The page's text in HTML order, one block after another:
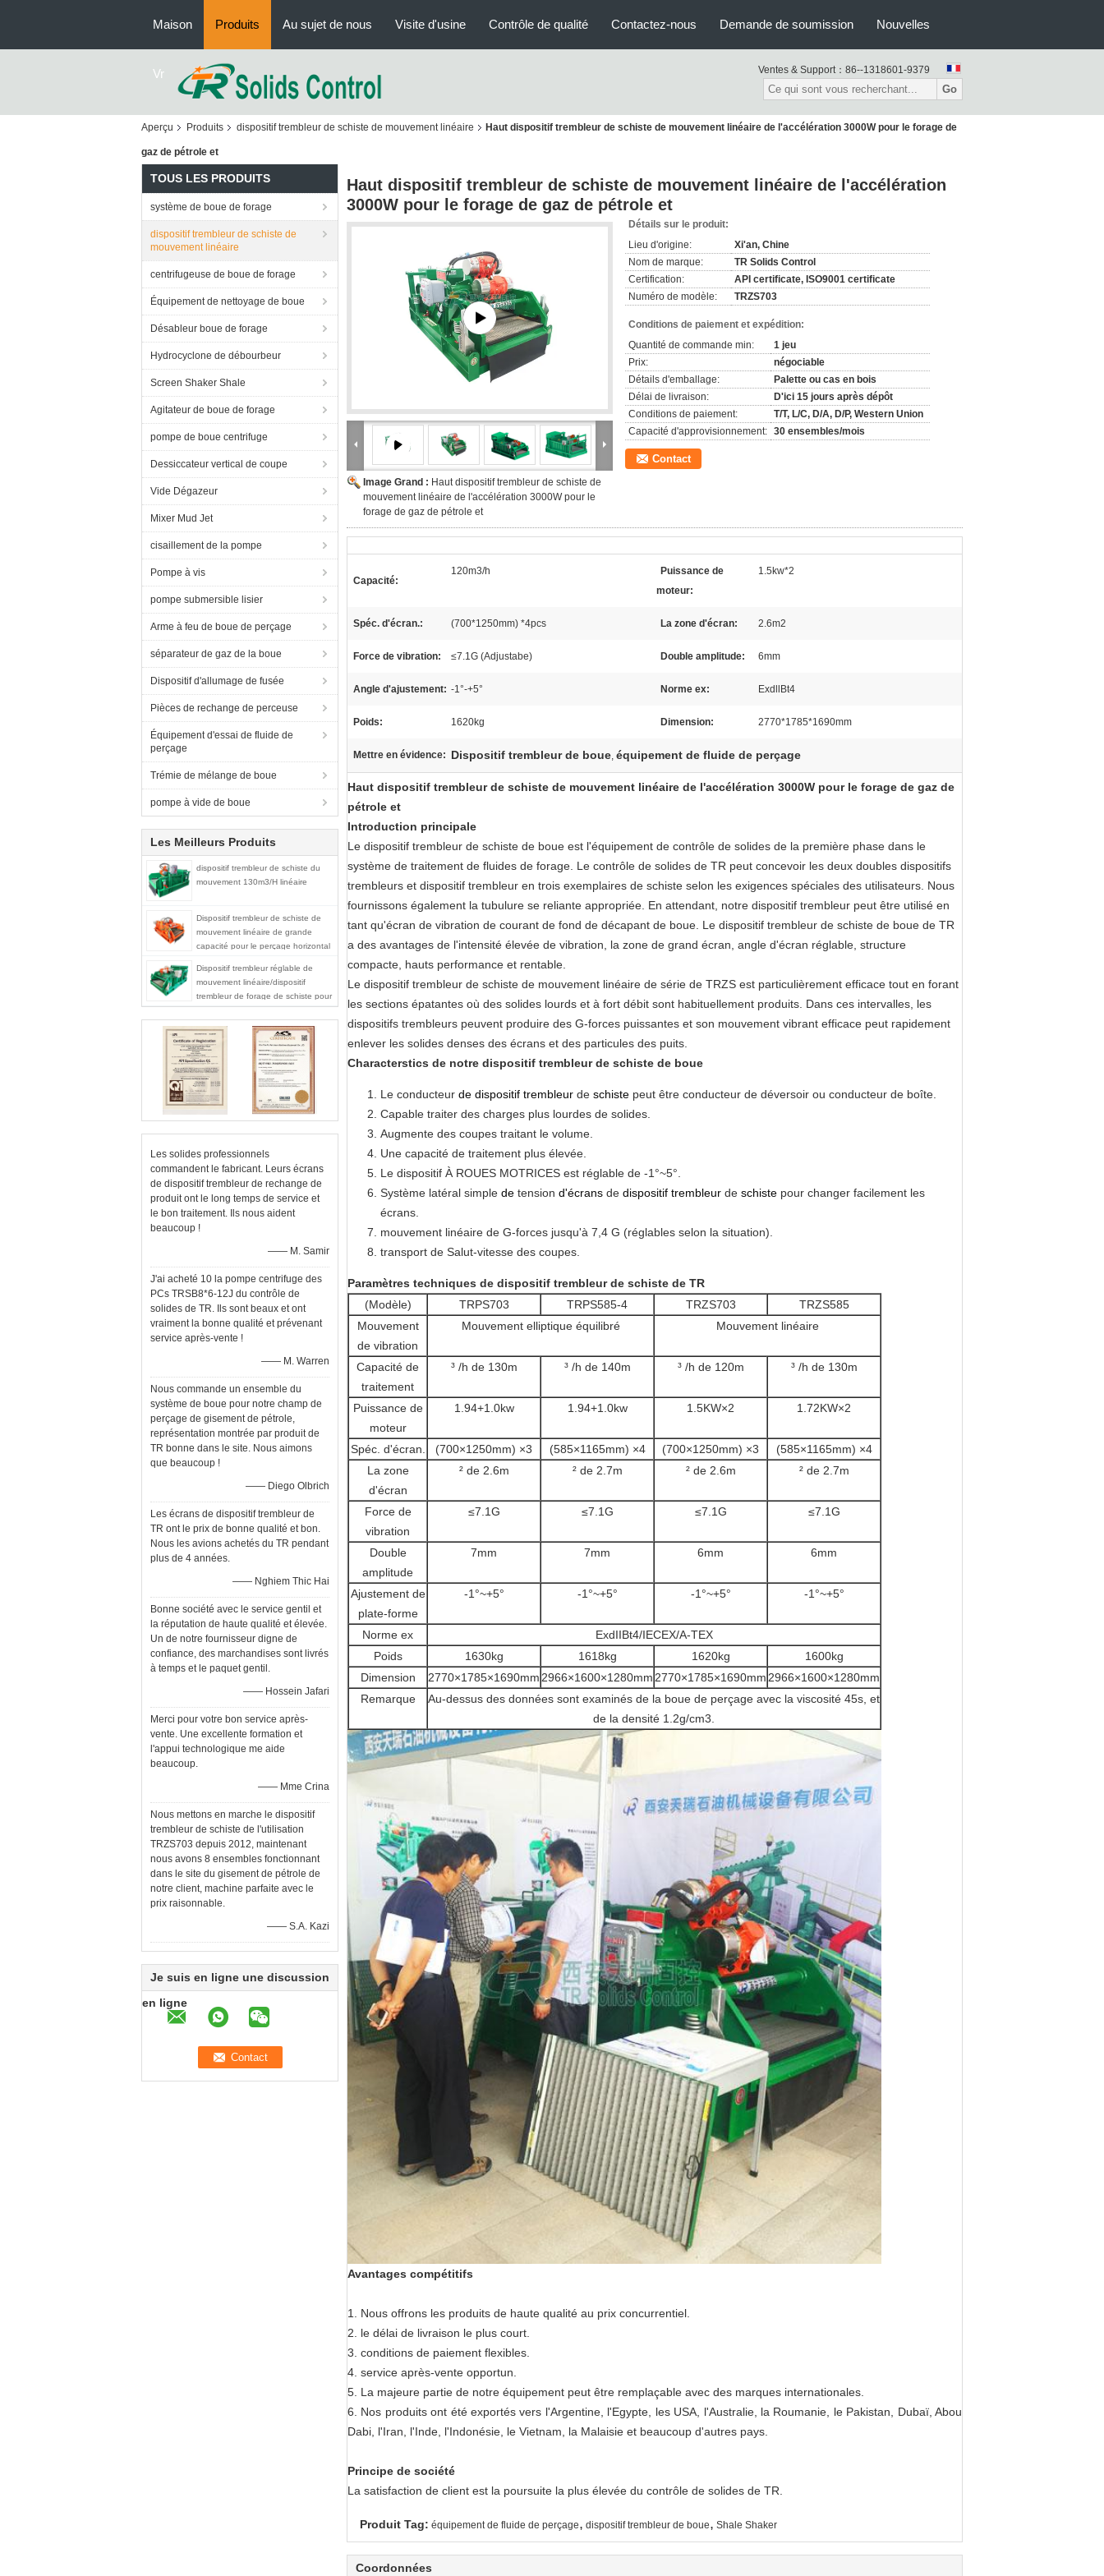
Maison Produits Au sujet de nous Visite d'usine Contrôle de qualité Contactez-nous Demande de soumission Nouvelles
Vr Ventes & Support： 86--1318601-9379
Go
Aperçu Produits dispositif trembleur de schiste de mouvement linéaire Haut dispositif trembleur de schiste de mouvement linéaire de l'accélération 3000W pour le forage de
gaz de pétrole et
TOUS LES PRODUITS
système de boue de forage
dispositif trembleur de schiste de
mouvement linéaire
centrifugeuse de boue de forage
Équipement de nettoyage de boue
Désableur boue de forage
Hydrocyclone de débourbeur
Screen Shaker Shale
Agitateur de boue de forage
pompe de boue centrifuge
Dessiccateur vertical de coupe
Vide Dégazeur
Mixer Mud Jet
cisaillement de la pompe
Pompe à vis
pompe submersible lisier
Arme à feu de boue de perçage
séparateur de gaz de la boue
Dispositif d'allumage de fusée
Pièces de rechange de perceuse
Équipement d'essai de fluide de
perçage
Trémie de mélange de boue
pompe à vide de boue
Les Meilleurs Produits
dispositif trembleur de schiste du
mouvement 130m3/H linéaire
Dispositif trembleur de schiste de
mouvement linéaire de grande
capacité pour le perçage horizontal
Dispositif trembleur réglable de
mouvement linéaire/dispositif
trembleur de forage de schiste pour
l'huile et l'industrie du gaz
Les solides professionnels
commandent le fabricant. Leurs écrans
de dispositif trembleur de rechange de
produit ont le long temps de service et
le bon traitement. Ils nous aident
beaucoup !
—— M. Samir
J'ai acheté 10 la pompe centrifuge des
PCs TRSB8*6-12J du contrôle de
solides de TR. Ils sont beaux et ont
vraiment la bonne qualité et prévenant
service après-vente !
—— M. Warren
Nous commande un ensemble du
système de boue pour notre champ de
perçage de gisement de pétrole,
représentation montrée par produit de
TR bonne dans le site. Nous aimons
que beaucoup !
—— Diego Olbrich
Les écrans de dispositif trembleur de
TR ont le prix de bonne qualité et bon.
Nous les avions achetés du TR pendant
plus de 4 années.
—— Nghiem Thic Hai
Bonne société avec le service gentil et
la réputation de haute qualité et élevée.
Un de notre fournisseur digne de
confiance, des marchandises sont livrés
à temps et le paquet gentil.
—— Hossein Jafari
Merci pour votre bon service après-
vente. Une excellente formation et
l'appui technologique me aide
beaucoup.
—— Mme Crina
Nous mettons en marche le dispositif
trembleur de schiste de l'utilisation
TRZS703 depuis 2012, maintenant
nous avons 8 ensembles fonctionnant
dans le site du gisement de pétrole de
notre client, machine parfaite avec le
prix raisonnable.
—— S.A. Kazi
Je suis en ligne une discussion
en ligne
Haut dispositif trembleur de schiste de mouvement linéaire de l'accélération
3000W pour le forage de gaz de pétrole et
Image Grand : Haut dispositif trembleur de schiste de
mouvement linéaire de l'accélération 3000W pour le
forage de gaz de pétrole et
Détails sur le produit:
Lieu d'origine:
Xi'an, Chine
Nom de marque:
TR Solids Control
Certification:
API certificate, ISO9001 certificate
Numéro de modèle:
TRZS703
Conditions de paiement et expédition:
Quantité de commande min:
1 jeu
Prix:
négociable
Détails d'emballage:
Palette ou cas en bois
Délai de livraison:
D'ici 15 jours après dépôt
Conditions de paiement:
T/T, L/C, D/A, D/P, Western Union
Capacité d'approvisionnement: 30 ensembles/mois
Contact
Capacité:
120m3/h
Puissance de
moteur:
1.5kw*2
Spéc. d'écran.: (700*1250mm) *4pcs La zone d'écran: 2.6m2
Force de vibration: ≤7.1G (Adjustabe) Double amplitude: 6mm
Angle d'ajustement: -1°-+5° Norme ex: ExdllBt4
Poids: 1620kg Dimension: 2770*1785*1690mm
Mettre en évidence: Dispositif trembleur de boue, équipement de fluide de perçage
Haut dispositif trembleur de schiste de mouvement linéaire de l'accélération 3000W pour le forage de gaz de
pétrole et
Introduction principale
Le dispositif trembleur de schiste de boue est l'équipement de contrôle de solides de la première phase dans le
système de traitement de fluides de forage. Le contrôle de solides de TR peut concevoir les deux doubles dispositifs
trembleurs et dispositif trembleur en trois exemplaires de schiste selon les exigences spéciales des utilisateurs. Nous
fournissons également la tubulure se reliante appropriée. En attendant, notre dispositif trembleur peut être utilisé en
tant qu'écran de vibration de courant de fond de décapant de boue. Le dispositif trembleur de schiste de boue de TR
a des avantages de l'intensité élevée de vibration, la zone de grand écran, angle d'écran réglable, structure
compacte, hauts performance et rentable.
Le dispositif trembleur de schiste de mouvement linéaire de série de TRZS est particulièrement efficace tout en forant
les sections épatantes où des solides lourds et à fort débit sont habituellement produits. Dans ces intervalles, les
dispositifs trembleurs peuvent produire des G-forces puissantes et son mouvement vibrant efficace peut rapidement
enlever les solides denses des écrans et des particules des puits.
Characterstics de notre dispositif trembleur de schiste de boue
Le conducteur de dispositif trembleur de schiste peut être conducteur de déversoir ou conducteur de boîte.
Capable traiter des charges plus lourdes de solides.
Augmente des coupes traitant le volume.
Une capacité de traitement plus élevée.
Le dispositif À ROUES MOTRICES est réglable de -1°~5°.
Système latéral simple de tension d'écrans de dispositif trembleur de schiste pour changer facilement les
écrans.
mouvement linéaire de G-forces jusqu'à 7,4 G (réglables selon la situation).
transport de Salut-vitesse des coupes.
Paramètres techniques de dispositif trembleur de schiste de TR
(Modèle)
TRPS703 TRPS585-4 TRZS703
TRZS585
Mouvement
de vibration
Mouvement elliptique équilibré Mouvement linéaire
Capacité de
traitement
³ /h de 130m ³ /h de 140m ³ /h de 120m ³ /h de 130m
Puissance de
moteur
1.94+1.0kw 1.94+1.0kw 1.5KW×2 1.72KW×2
Spéc. d'écran. (700×1250mm) ×3 (585×1165mm) ×4 (700×1250mm) ×3
(585×1165mm) ×4
La zone
d'écran
² de 2.6m ² de 2.7m ² de 2.6m ² de 2.7m
Force de
vibration
≤7.1G ≤7.1G ≤7.1G ≤7.1G
Double
amplitude
7mm 7mm 6mm 6mm
Ajustement de
plate-forme
-1°~+5° -1°~+5° -1°~+5° -1°~+5°
Norme ex
ExdIIBt4/IECEX/A-TEX
Poids
1630kg 1618kg 1620kg
1600kg
Dimension
2770×1785×1690mm 2966×1600×1280mm 2770×1785×1690mm 2966×1600×1280mm
Remarque
Au-dessus des données sont examinés de la boue de perçage avec la viscosité 45s, et
de la densité 1.2g/cm3.
Avantages compétitifs
1. Nous offrons les produits de haute qualité au prix concurrentiel.
2. le délai de livraison le plus court.
3. conditions de paiement flexibles.
4. service après-vente opportun.
5. La majeure partie de notre équipement peut être remplaçable avec des marques internationales.
6. Nos produits ont été exportés vers l'Argentine, l'Egypte, les USA, l'Australie, la Roumanie, le Pakistan, Dubaï, Abou
Dabi, l'Iran, l'Inde, l'Indonésie, le Vietnam, la Malaisie et beaucoup d'autres pays.
Principe de société
La satisfaction de client est la poursuite la plus élevée du contrôle de solides de TR.
Produit Tag: équipement de fluide de perçage, dispositif trembleur de boue, Shale Shaker
Coordonnées